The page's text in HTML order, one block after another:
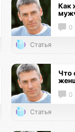
Как
0
Статья
Что
0
Статья